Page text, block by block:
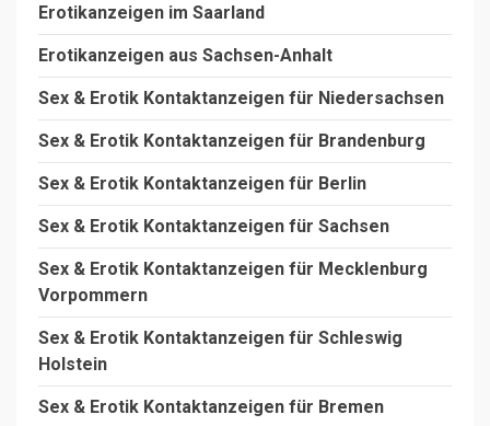
Erotikanzeigen im Saarland
Erotikanzeigen aus Sachsen-Anhalt
Sex & Erotik Kontaktanzeigen für Niedersachsen
Sex & Erotik Kontaktanzeigen für Brandenburg
Sex & Erotik Kontaktanzeigen für Berlin
Sex & Erotik Kontaktanzeigen für Sachsen
Sex & Erotik Kontaktanzeigen für Mecklenburg
Vorpommern
Sex & Erotik Kontaktanzeigen für Schleswig
Holstein
Sex & Erotik Kontaktanzeigen für Bremen